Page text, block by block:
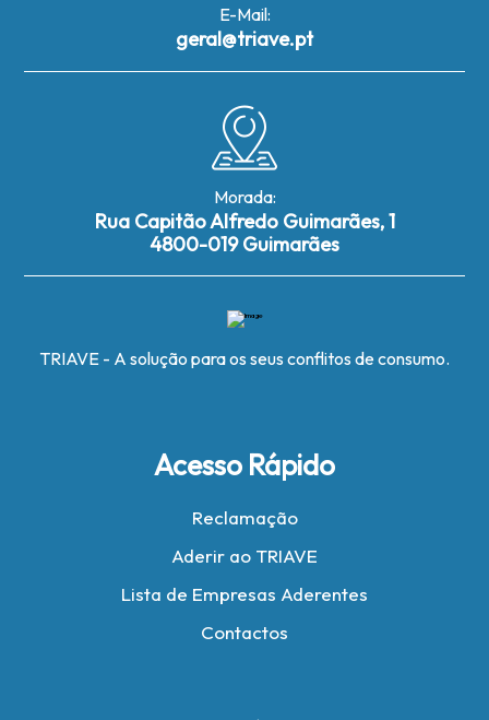
E-Mail:
geral@triave.pt
Morada:
Rua Capitão Alfredo Guimarães, 1
4800-019 Guimarães
TRIAVE - A solução para os seus conflitos de consumo.
Acesso Rápido
Reclamação
Aderir ao TRIAVE
Lista de Empresas Aderentes
Contactos